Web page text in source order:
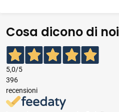
Cosa dicono di noi
5,0/5
396
recensioni